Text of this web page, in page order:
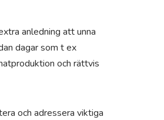
anledning att unna
dagar som t ex
och rättvis
och adressera viktiga